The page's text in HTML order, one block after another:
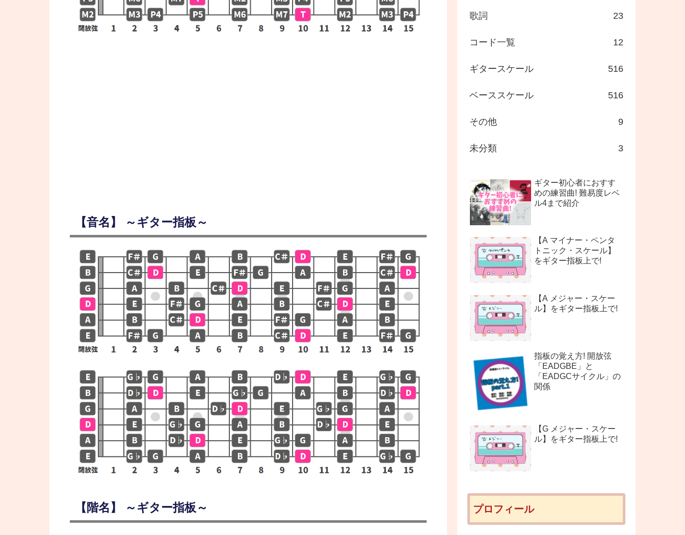
【音名】 ～ギター指板～
【階名】 ～ギター指板～
歌詞 23
コード一覧 12
ギタースケール 516
ベーススケール 516
その他 9
未分類 3
ギター初心者におすす
めの練習曲! 難易度レベ
ル4まで紹介
【A マイナー・ペンタ
トニック・スケール】
をギター指板上で!
【A メジャー・スケー
ル】をギター指板上で!
指板の覚え方! 開放弦
「EADGBE」と
「EADGCサイクル」の
関係
【G メジャー・スケー
ル】をギター指板上で!
プロフィール